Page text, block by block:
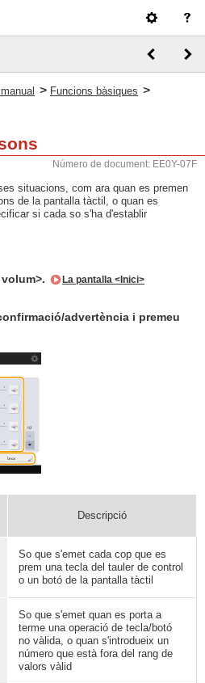
> Funcions bàsiques >
Número de document: EE0Y-07F
situacions, com ara quan es premen
de la pantalla tàctil, o quan es
si cada so s'ha d'establir
La pantalla <Inici>
advertència i premeu
Descripció
So que s'emet cada cop que es
prem una tecla del tauler de control
o un botó de la pantalla tàctil
So que s'emet quan es porta a
terme una operació de tecla/botó
no vàlida, o quan s'introdueix un
número que està fora del rang de
valors vàlid